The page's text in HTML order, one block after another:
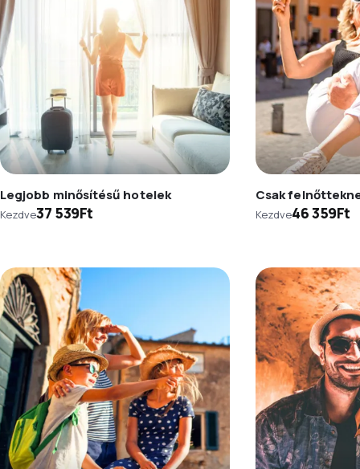
Legjobb minősítésű hotelek
Kezdve37 539Ft
Csak
Kezdve46 359Ft